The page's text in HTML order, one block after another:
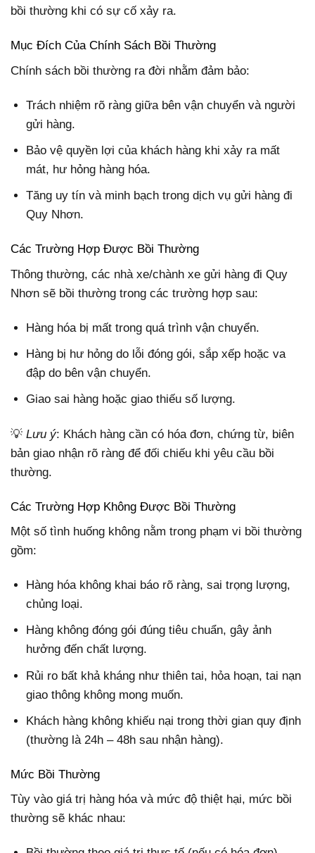
bồi thường khi có sự cố xảy ra.
Mục Đích Của Chính Sách Bồi Thường
Chính sách bồi thường ra đời nhằm đảm bảo:
Trách nhiệm rõ ràng giữa bên vận chuyển và người
gửi hàng.
Bảo vệ quyền lợi của khách hàng khi xảy ra mất
mát, hư hỏng hàng hóa.
Tăng uy tín và minh bạch trong dịch vụ gửi hàng đi
Quy Nhơn.
Các Trường Hợp Được Bồi Thường
Thông thường, các nhà xe/chành xe gửi hàng đi Quy
Nhơn sẽ bồi thường trong các trường hợp sau:
Hàng hóa bị mất trong quá trình vận chuyển.
Hàng bị hư hỏng do lỗi đóng gói, sắp xếp hoặc va
đập do bên vận chuyển.
Giao sai hàng hoặc giao thiếu số lượng.
💡 Lưu ý: Khách hàng cần có hóa đơn, chứng từ, biên
bản giao nhận rõ ràng để đối chiếu khi yêu cầu bồi
thường.
Các Trường Hợp Không Được Bồi Thường
Một số tình huống không nằm trong phạm vi bồi thường
gồm:
Hàng hóa không khai báo rõ ràng, sai trọng lượng,
chủng loại.
Hàng không đóng gói đúng tiêu chuẩn, gây ảnh
hưởng đến chất lượng.
Rủi ro bất khả kháng như thiên tai, hỏa hoạn, tai nạn
giao thông không mong muốn.
Khách hàng không khiếu nại trong thời gian quy định
(thường là 24h – 48h sau nhận hàng).
Mức Bồi Thường
Tùy vào giá trị hàng hóa và mức độ thiệt hại, mức bồi
thường sẽ khác nhau: